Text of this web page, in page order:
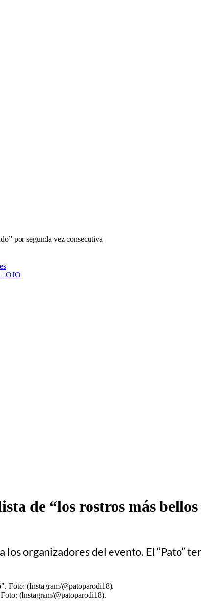
por segunda vez consecutiva
de “los rostros más
los organizadores del evento. El “Pato”
(Instagram/@patoparodi18).